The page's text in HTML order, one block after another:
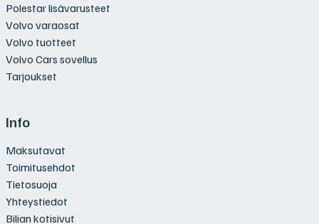
Polestar lisävarusteet
Volvo varaosat
Volvo tuotteet
Volvo Cars sovellus
Tarjoukset
Info
Maksutavat
Toimitusehdot
Tietosuoja
Yhteystiedot
Bilian kotisivut